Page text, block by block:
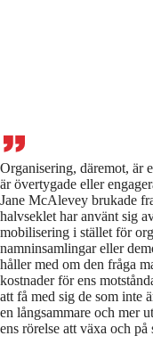
Organisering, däremot, är
är övertygade eller
Jane McAlevey brukade
halvseklet har använt sig
mobilisering i stället för
namninsamlingar eller
håller med om den fråga
kostnader för ens
att få med sig de som inte
en långsammare och mer
ens rörelse att växa och på